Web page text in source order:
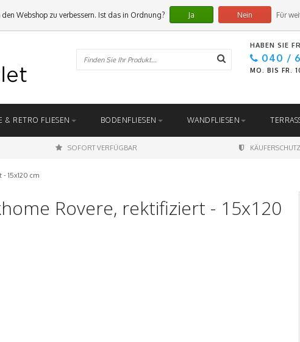
HABEN SIE
040 /
MO. BIS FR.
& RETRO FLIESEN BODENFLIESEN WANDFLIESEN
SOFORT VERFÜGBAR KÄUFERSCHUTZ
- 15x120 cm
Rovere, rektifiziert - 15x120
Webshop zu verbessern. Ist das in Ordnung? Ja Nein Für